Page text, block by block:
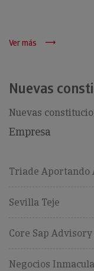
Ver más
Nuevas
Nuevas
Empresa
Triade Aportando
Sevilla Teje
Core Sap Advisory
Negocios